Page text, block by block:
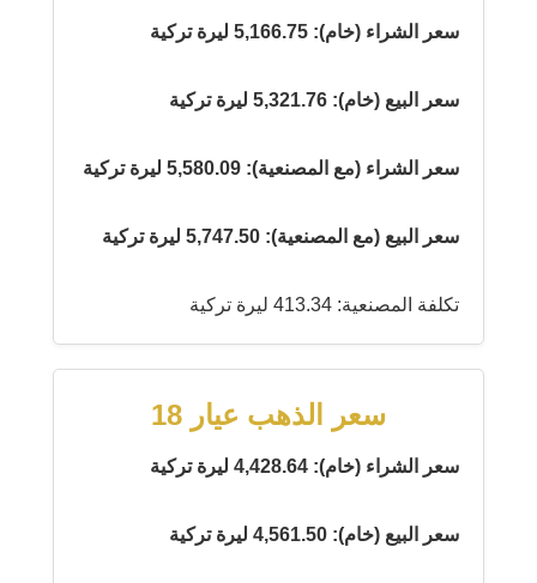
سعر الشراء (خام): 5,166.75 ليرة تركية
سعر البيع (خام): 5,321.76 ليرة تركية
سعر الشراء (مع المصنعية): 5,580.09 ليرة تركية
سعر البيع (مع المصنعية): 5,747.50 ليرة تركية
تكلفة المصنعية: 413.34 ليرة تركية
سعر الذهب عيار 18
سعر الشراء (خام): 4,428.64 ليرة تركية
سعر البيع (خام): 4,561.50 ليرة تركية